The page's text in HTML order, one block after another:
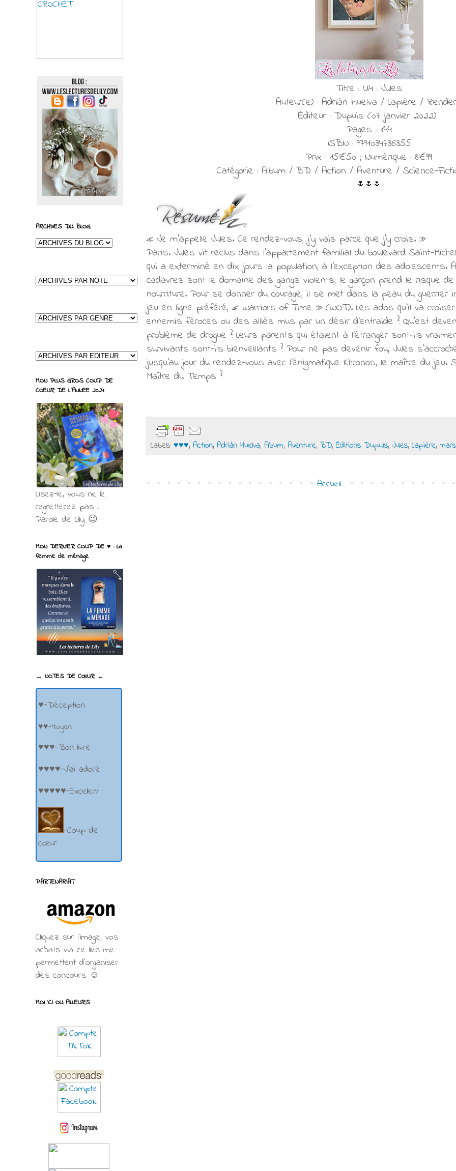
Titre : U4 : Jules
Auteur(e) : Adrián Huelva / Lapière /
Éditeur : Dupuis (07 janvier 2022)
Pages : 144
ISBN : 9791034736355
Prix : 15€50 ; Numérique : 8€99
Catégorie : Album / BD / Action / Aventure / Science-
🌷🌷 🌷
« Je m'appelle Jules. Ce rendez-vous, j'y vais parce que j'y crois. »
Paris. Jules vit reclus dans l'appartement familial du boulevard Saint-
qui a exterminé en dix jours la population, à l'exception des adolescents.
cadavres sont le domaine des gangs violents, le garçon prend le risque
nourriture. Pour se donner du courage, il se met dans la peau du guerrier
jeu en ligne préféré, « Warriors of Time » (WOT). Les ados qu'il va
ennemis féroces ou des alliés mus par un désir d'entraide ? Qu'est
problème de drogue ? Leurs parents qui étaient à l'étranger sont-ils
survivants sont-ils bienveillants ? Pour ne pas devenir fou, Jules
jusqu'au jour du rendez-vous avec l'énigmatique Khronos, le maître du
Maître du Temps ?
Labels: ♥♥♥, Action, Adrián Huelva, Album, Aventure, BD, Éditions Dupuis, Jules, Lapière,
Accueil
ARCHIVES DU BLOG
MON PLUS GROS COUP DE
COEUR DE L'ANNEE 2024
Lisez-le, vous ne le
regretterez pas !
Parole de Lily 😉
MON DERNIER COUP DE ♥ : La
femme de ménage
→ NOTES DE CŒUR ←
♥-Déception
♥♥-Moyen
♥♥♥-Bon livre
♥♥♥♥-J'ai adoré
♥♥♥♥♥-Excellent
-Coup de
cœur
PARTENARIAT
Cliquez sur l'image, vos
achats via ce lien me
permettent d’organiser
des concours ☺
MOI ICI OU AILLEURS